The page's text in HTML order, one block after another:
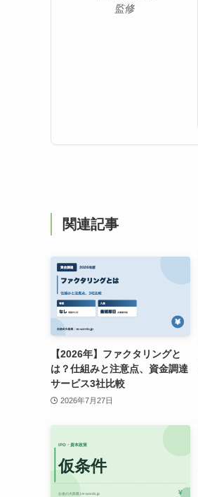
監修
関連記事
【2026年】ファクタリングと
は？仕組みと注意点、資金調達
サービス3社比較
2026年7月27日